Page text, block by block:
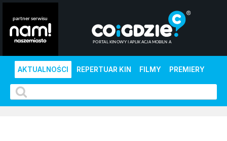
AKTUALNOŚCI REPERTUAR KIN FILMY PREMIERY